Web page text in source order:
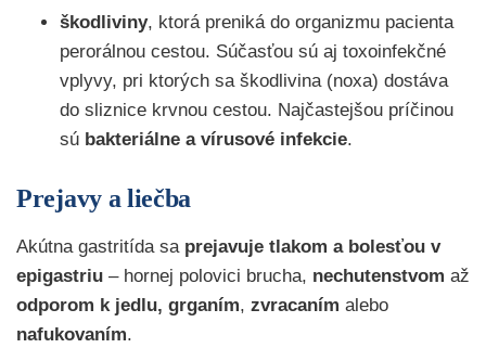
škodliviny, ktorá preniká do organizmu pacienta
perorálnou cestou. Súčasťou sú aj toxoinfekčné
vplyvy, pri ktorých sa škodlivina (noxa) dostáva
do sliznice krvnou cestou. Najčastejšou príčinou
sú bakteriálne a vírusové infekcie.
Prejavy a liečba
Akútna gastritída sa prejavuje tlakom a bolesťou v
epigastriu – hornej polovici brucha, nechutenstvom až
odporom k jedlu, grganím, zvracaním alebo
nafukovaním.